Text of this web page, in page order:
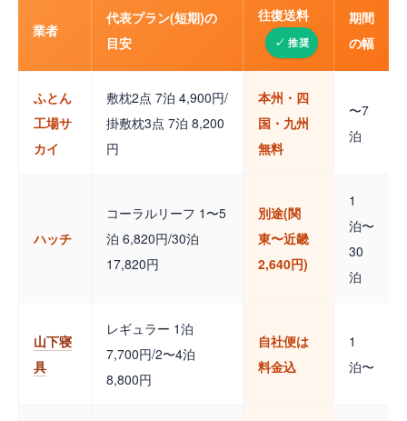
業者
代表プラン(短期)の
目安
往復送料
期間
の幅
ふとん
工場サ
カイ
敷枕2点 7泊 4,900円/
掛敷枕3点 7泊 8,200
円
本州・四
国・九州
無料
〜7
泊
ハッチ
コーラルリーフ 1〜5
泊 6,820円/30泊
17,820円
別途(関
東〜近畿
2,640円)
1
泊〜
30
泊
山下寝
具
レギュラー 1泊
7,700円/2〜4泊
8,800円
自社便は
料金込
1
泊〜